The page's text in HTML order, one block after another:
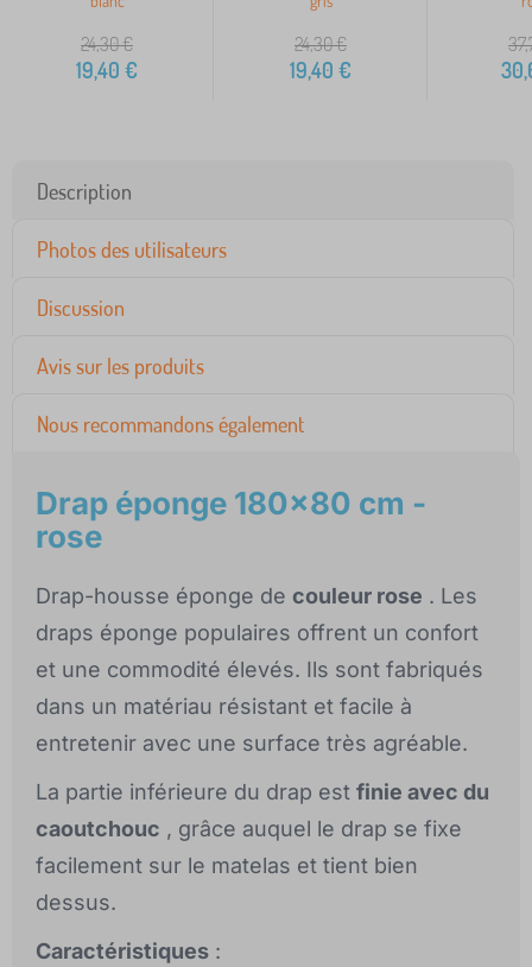
24,30€
19,40 €
24,30€
19,40 €
Description
Photos des utilisateurs
Discussion
Avis sur les produits
Nous recommandons également
Drap éponge 180x80 cm -
rose
Drap-housse éponge de couleur rose . Les
draps éponge populaires offrent un confort
et une commodité élevés. Ils sont fabriqués
dans un matériau résistant et facile à
entretenir avec une surface très agréable.
La partie inférieure du drap est finie avec du
caoutchouc , grâce auquel le drap se fixe
facilement sur le matelas et tient bien
dessus.
Caractéristiques :